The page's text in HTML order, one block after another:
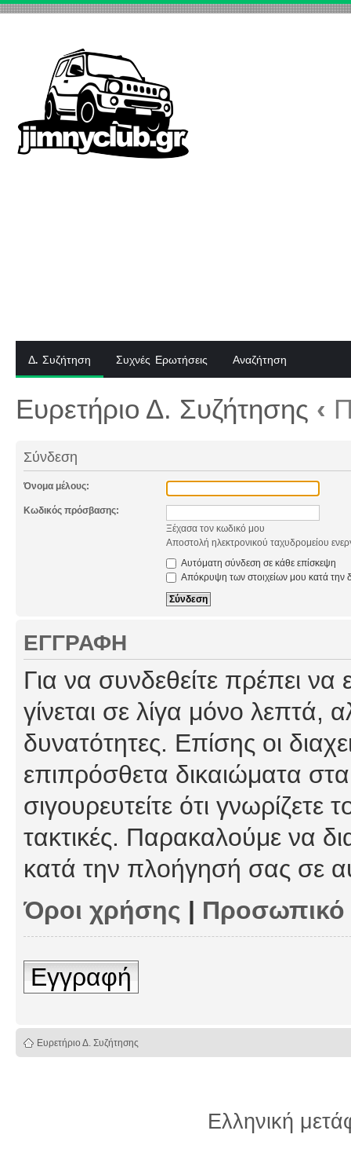
Δ. Συζήτηση Συχνές Ερωτήσεις Αναζήτηση
Ευρετήριο Δ. Συζήτησης ‹
Σύνδεση
Όνομα μέλους:
Κωδικός πρόσβασης:
Ξέχασα τον κωδικό μου
Αποστολή ηλεκτρονικού ταχυδρομείου
Αυτόματη σύνδεση σε κάθε επίσκεψη
Απόκρυψη των στοιχείων μου κατά την
ΕΓΓΡΑΦΉ
Για να συνδεθείτε πρέπει
γίνεται σε λίγα μόνο λεπτά,
δυνατότητες. Επίσης οι
επιπρόσθετα δικαιώματα
σιγουρευτείτε ότι γνωρίζετε
τακτικές. Παρακαλούμε να
κατά την πλοήγησή σας σε
Όροι χρήσης |
Εγγραφή
Ευρετήριο Δ. Συζήτησης
Ελληνική